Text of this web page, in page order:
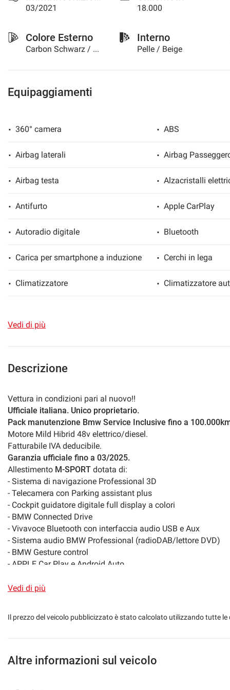
03/2021 18.000
Colore Esterno
Carbon Schwarz / Metallizzato
Interno
Pelle / Beige
Equipaggiamenti
360° camera ABS
Airbag laterali Airbag
Airbag testa Alzacristalli
Antifurto Apple CarPlay
Autoradio digitale Bluetooth
Carica per smartphone a induzione Cerchi in lega
Climatizzatore Climatizzatore
Immobilizzatore elettronico
Leve al volante
Pacchetto sportivo
Riconoscimento dei segnali stradali
Sedili sportivi
Sensori di parcheggio anteriori Sensori di
Navigatore satellitare
Start/Stop Automatico
Telecamera per parcheggio assistito Touch screen
Vedi di più
Descrizione
Vettura in condizioni pari al nuovo!!
Ufficiale italiana. Unico proprietario.
Pack manutenzione Bmw Service Inclusive fino a
Motore Mild Hibrid 48v elettrico/diesel.
Fatturabile IVA deducibile.
Garanzia ufficiale fino a 03/2025.
Allestimento M-SPORT dotata di:
- Sistema di navigazione Professional 3D
- Telecamera con Parking assistant plus
- Cockpit guidatore digitale full display a colori
- BMW Connected Drive
- Vivavoce Bluetooth con interfaccia audio USB e Aux
- Sistema audio BMW Professional (radioDAB/lettore DVD)
- BMW Gesture control
- APPLE Car Play e Android Auto
- Keyless Go
- Sedili elettrici con memorie e supp. lombari
- Volante in pelle a tre razze multifunzione
Vedi di più
Il prezzo del veicolo pubblicizzato è stato calcolato utilizzando tutte
Altre informazioni sul veicolo
questi
tracciamento
alla
policy.
modificare
tue
qualsiasi
Cookie necessari
Cookie per il miglioramento dell'esperienza utente
Cookie di marketing